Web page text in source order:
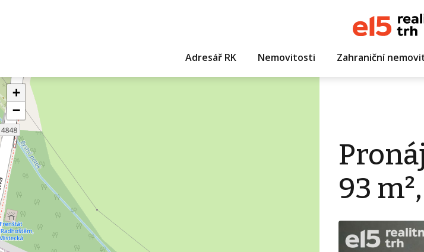
Adresář RK Nemovitosti Zahraniční
+
−
93